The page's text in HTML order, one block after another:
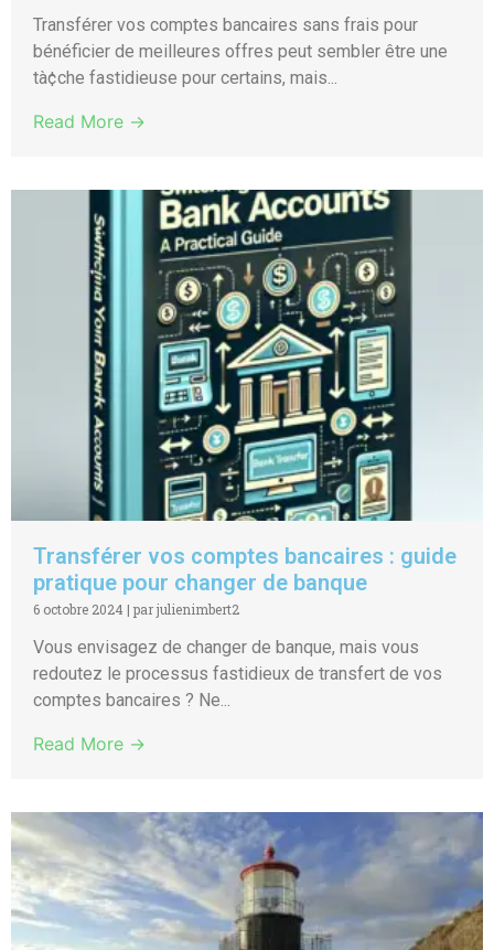
Transférer vos comptes bancaires sans frais pour
bénéficier de meilleures offres peut sembler être une
tà¢che fastidieuse pour certains, mais...
Read More →
Transférer vos comptes bancaires : guide
pratique pour changer de banque
6 octobre 2024 | par julienimbert2
Vous envisagez de changer de banque, mais vous
redoutez le processus fastidieux de transfert de vos
comptes bancaires ? Ne...
Read More →